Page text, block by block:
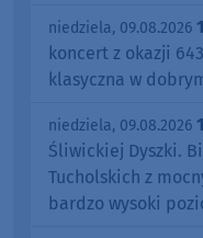
niedziela, 09.08.2026
koncert z okazji
klasyczna w
niedziela, 09.08.2026
Śliwickiej Dyszki.
Tucholskich z
bardzo wysoki